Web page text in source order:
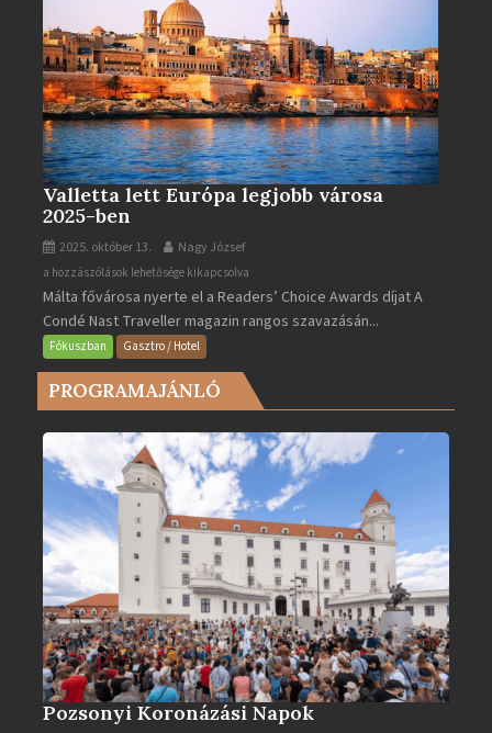
Valletta lett Európa legjobb városa
2025-ben
2025. október 13. Nagy József
Valletta
lett
Európa
legjobb
2025-
bejegyzéshez
a hozzászólások lehetősége kikapcsolva
Málta fővárosa nyerte el a Readers’ Choice Awards díjat A
Condé Nast Traveller magazin rangos szavazásán...
Fókuszban Gasztro / Hotel
PROGRAMAJÁNLÓ
Pozsonyi Koronázási Napok